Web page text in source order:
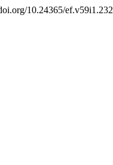
10.24365/ef.v59i1.232